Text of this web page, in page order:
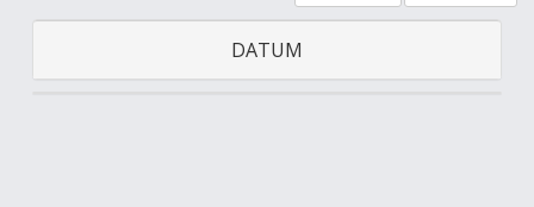
DATUM